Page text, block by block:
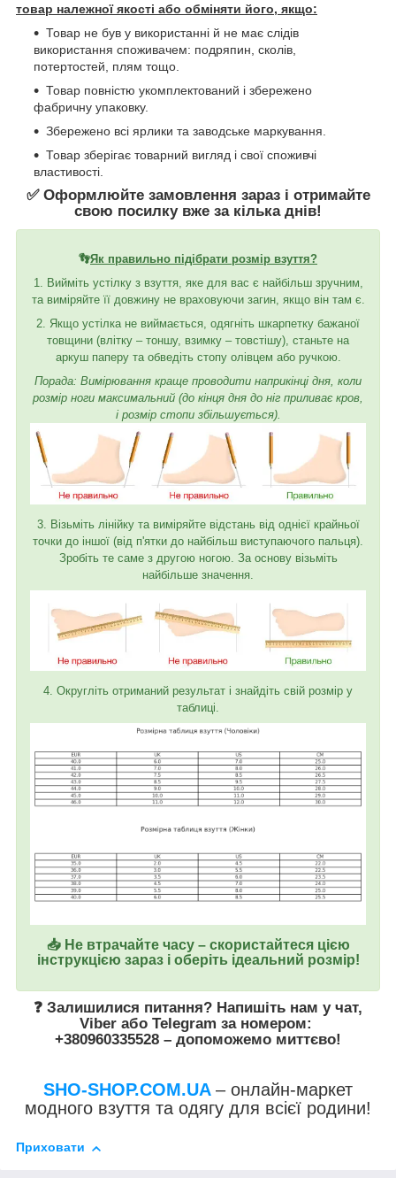
товар належної якості або обміняти його, якщо:
Товар не був у використанні й не має слідів
використання споживачем: подряпин, сколів,
потертостей, плям тощо.
Товар повністю укомплектований і збережено
фабричну упаковку.
Збережено всі ярлики та заводське маркування.
Товар зберігає товарний вигляд і свої споживчі
властивості.
✅ Оформлюйте замовлення зараз і отримайте
свою посилку вже за кілька днів!
👣Як правильно підібрати розмір взуття?
1. Вийміть устілку з взуття, яке для вас є найбільш зручним,
та виміряйте її довжину не враховуючи загин, якщо він там є.
2. Якщо устілка не виймається, одягніть шкарпетку бажаної
товщини (влітку – тоншу, взимку – товстішу), станьте на
аркуш паперу та обведіть стопу олівцем або ручкою.
Порада: Вимірювання краще проводити наприкінці дня, коли
розмір ноги максимальний (до кінця дня до ніг приливає кров,
і розмір стопи збільшується).
3. Візьміть лінійку та виміряйте відстань від однієї крайньої
точки до іншої (від п'ятки до найбільш виступаючого пальця).
Зробіть те саме з другою ногою. За основу візьміть
найбільше значення.
4. Округліть отриманий результат і знайдіть свій розмір у
таблиці.
📥 Не втрачайте часу – скористайтеся цією
інструкцією зараз і оберіть ідеальний розмір!
❓ Залишилися питання? Напишіть нам у чат,
Viber або Telegram за номером:
+380960335528 – допоможемо миттєво!
SHO-SHOP.COM.UA – онлайн-маркет
модного взуття та одягу для всієї родини!
Приховати